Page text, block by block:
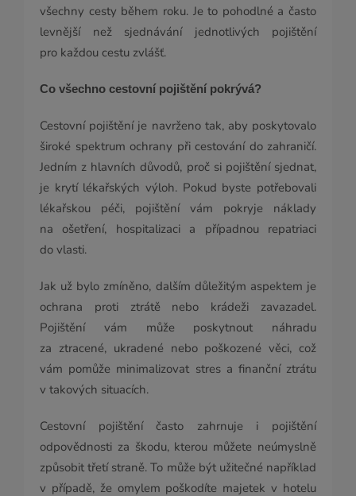
všechny cesty během roku. Je to pohodlné a často
levnější než sjednávání jednotlivých pojištění
pro každou cestu zvlášť.
Co všechno cestovní pojištění pokrývá?
Cestovní pojištění je navrženo tak, aby poskytovalo
široké spektrum ochrany při cestování do zahraničí.
Jedním z hlavních důvodů, proč si pojištění sjednat,
je krytí lékařských výloh. Pokud byste potřebovali
lékařskou péči, pojištění vám pokryje náklady
na ošetření, hospitalizaci a případnou repatriaci
do vlasti.
Jak už bylo zmíněno, dalším důležitým aspektem je
ochrana proti ztrátě nebo krádeži zavazadel.
Pojištění vám může poskytnout náhradu
za ztracené, ukradené nebo poškozené věci, což
vám pomůže minimalizovat stres a finanční ztrátu
v takových situacích.
Cestovní pojištění často zahrnuje i pojištění
odpovědnosti za škodu, kterou můžete neúmyslně
způsobit třetí straně. To může být užitečné například
v případě, že omylem poškodíte majetek v hotelu